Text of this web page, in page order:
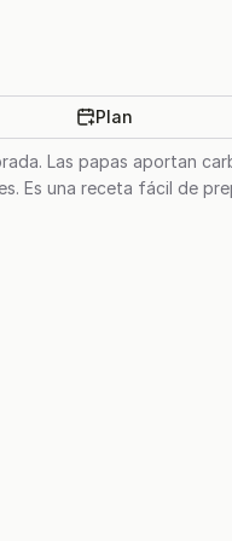
Plan
Las papas aportan
Es una receta fácil de